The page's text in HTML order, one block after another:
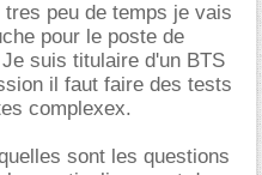
peu de temps je vais
pour le poste de
suis titulaire d'un BTS
il faut faire des tests
complexex.
sont les questions